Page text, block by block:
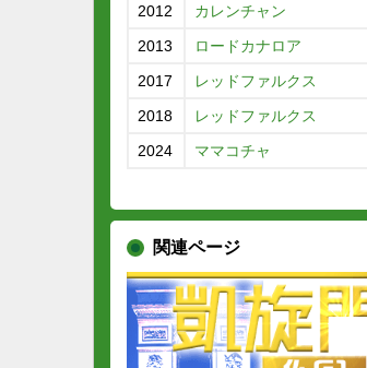
2012
カレンチャン
2013
ロードカナロア
2017
レッドファルクス
2018
レッドファルクス
2024
ママコチャ
関連ページ